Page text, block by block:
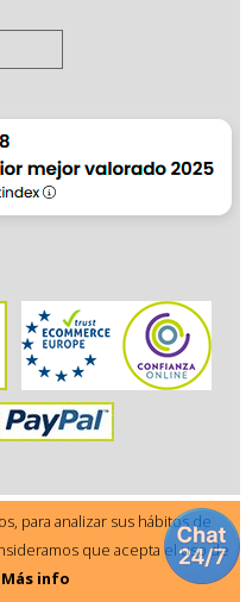
protegido por reCAPTCHA y Google
para analizar sus hábitos de
que acepta el uso de
Más info